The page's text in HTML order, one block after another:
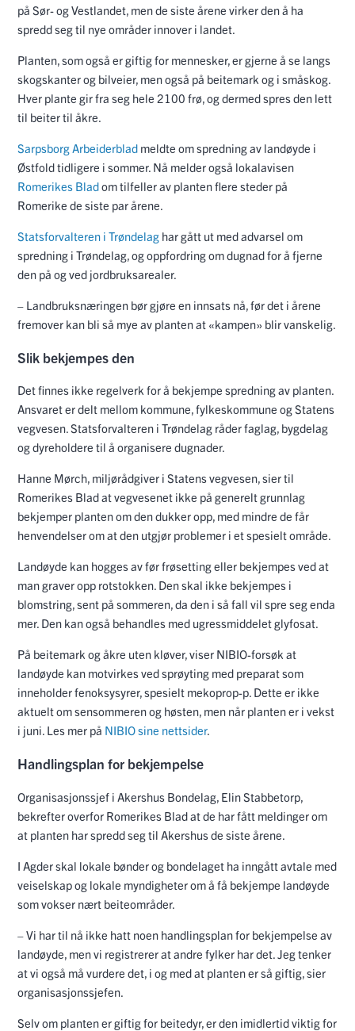
på Sør- og Vestlandet, men de siste årene virker den å ha
spredd seg til nye områder innover i landet.
Planten, som også er giftig for mennesker, er gjerne å se langs
skogskanter og bilveier, men også på beitemark og i småskog.
Hver plante gir fra seg hele 2100 frø, og dermed spres den lett
til beiter til åkre.
Sarpsborg Arbeiderblad meldte om spredning av landøyde i
Østfold tidligere i sommer. Nå melder også lokalavisen
Romerikes Bladom tilfeller av planten flere steder på
Romerike de siste par årene.
Statsforvalteren i Trøndelag har gått ut med advarsel om
spredning i Trøndelag, og oppfordring om dugnad for å fjerne
den på og ved jordbruksarealer.
– Landbruksnæringen bør gjøre en innsats nå, før det i årene
fremover kan bli så mye av planten at «kampen» blir vanskelig.
Slik bekjempes den
Det finnes ikke regelverk for å bekjempe spredning av planten.
Ansvaret er delt mellom kommune, fylkeskommune og Statens
vegvesen. Statsforvalteren i Trøndelag råder faglag, bygdelag
og dyreholdere til å organisere dugnader.
Hanne Mørch, miljørådgiver i Statens vegvesen, sier til
Romerikes Blad at vegvesenet ikke på generelt grunnlag
bekjemper planten om den dukker opp, med mindre de får
henvendelser om at den utgjør problemer i et spesielt område.
Landøyde kan hogges av før frøsetting eller bekjempes ved at
man graver opp rotstokken. Den skal ikke bekjempes i
blomstring, sent på sommeren, da den i så fall vil spre seg enda
mer. Den kan også behandles med ugressmiddelet glyfosat.
På beitemark og åkre uten kløver, viser NIBIO-forsøk at
landøyde kan motvirkes ved sprøyting med preparat som
inneholder fenoksysyrer, spesielt mekoprop-p. Dette er ikke
aktuelt om sensommeren og høsten, men når planten er i vekst
i juni. Les mer på NIBIO sine nettsider.
Handlingsplan for bekjempelse
Organisasjonssjef i Akershus Bondelag, Elin Stabbetorp,
bekrefter overfor Romerikes Blad at de har fått meldinger om
at planten har spredd seg til Akershus de siste årene.
I Agder skal lokale bønder og bondelaget ha inngått avtale med
veiselskap og lokale myndigheter om å få bekjempe landøyde
som vokser nært beiteområder.
– Vi har til nå ikke hatt noen handlingsplan for bekjempelse av
landøyde, men vi registrerer at andre fylker har det. Jeg tenker
at vi også må vurdere det, i og med at planten er så giftig, sier
organisasjonssjefen.
Selv om planten er giftig for beitedyr, er den imidlertid viktig for